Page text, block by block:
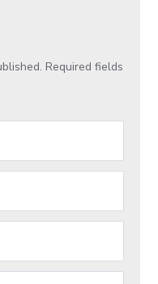
Required fields